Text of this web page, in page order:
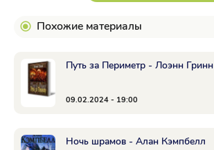
Похожие материалы
Путь за Периметр - Лоэнн Гринн
09.02.2024 - 19:00
Ночь шрамов - Алан Кэмпбелл